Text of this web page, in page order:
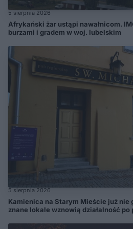
5 sierpnia 2026
Afrykański żar ustąpi nawałnicom.
burzami i gradem w woj. lubelskim
5 sierpnia 2026
Kamienica na Starym Mieście już nie
znane lokale wznowią działalność